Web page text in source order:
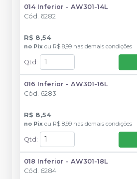
014 Inferior - AW301-14L
Cód. 6282
R$ 8,54
no Pix ou R$ 8,99 nas demais condições
Qtd :
016 Inferior - AW301-16L
Cód. 6283
R$ 8,54
no Pix ou R$ 8,99 nas demais condições
Qtd :
018 Inferior - AW301-18L
Cód. 6284